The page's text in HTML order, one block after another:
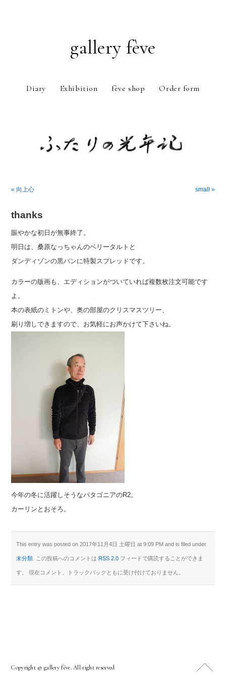
gallery fève
Diary Exhibition fève shop Order form
« 向上心
small »
thanks
賑やかな初日が無事終了。
明日は、桑原なっちゃんのベリータルトと
ダンディゾンの黒パンに特製スプレッドです。
カラーの版画も、エディションがついていれば複数枚注文可能です
よ。
本の表紙のミトンや、奥の部屋のクリスマスツリー、
刷り増しできますので、お気軽にお声かけて下さいね。
今年の冬に活躍しそうなパタゴニアのR2。
カーリンとおそろ。
This entry was posted on 2017年11月4日 土曜日 at 9:09 PM and is filed under
未分類 . この投稿へのコメントはRSS 2.0 フィードで購読することができま
す。 現在コメント、トラックバックともに受け付けておりません。
Copyright © gallery fève. All right reserved